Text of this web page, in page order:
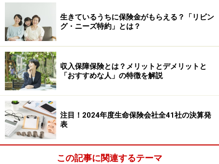
とも、個人年金保険料控除証明書が送られてきたら「控
除の対象になっている保険」という判断ができます。
妻の保険も夫の年末調整で処理できる
次のような夫婦のケースがあったとします。
夫：会社員。生命保険料控除対象の保険にだけ加入
妻：専業主婦。個人年金保険料控除の対象となる年
金保険に独身時代から加入。現在は夫が保険料を払
生きているうちに保険金がもらえる？「リビン
グ・ニーズ特約」とは？
収入保障保険とは？メリットとデメリットと
「おすすめな人」の特徴を解説
注目！2024年度生命保険会社全41社の決算発
表
この記事に関連するテーマ